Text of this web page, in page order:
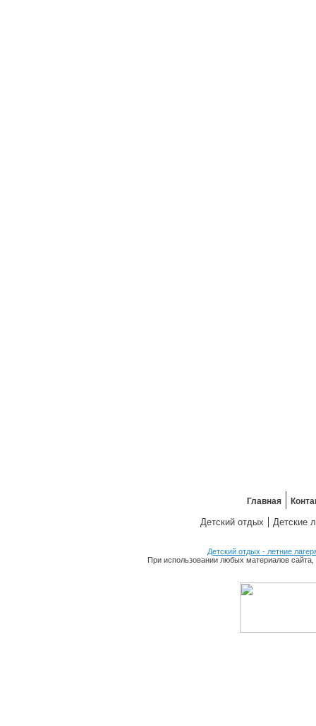
Главная
Детский отдых Детские
Детский отдых - летние
При использовании любых материалов